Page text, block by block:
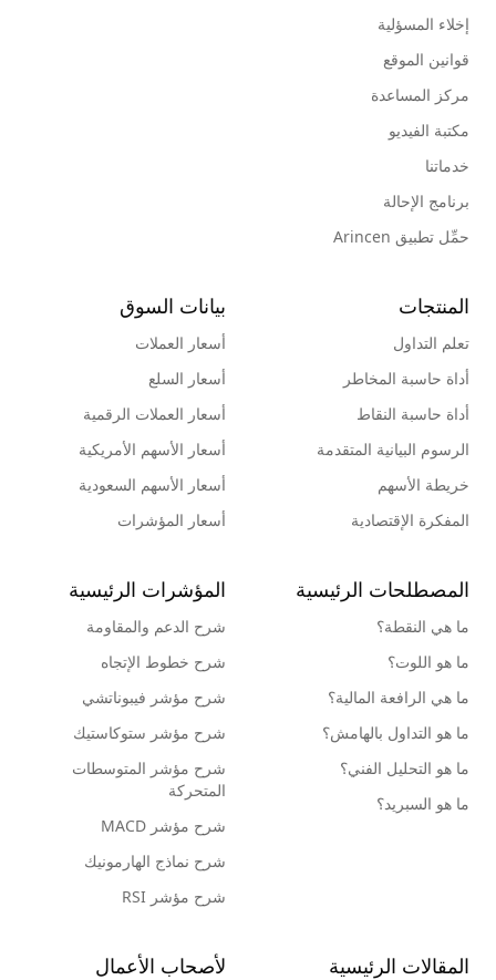
إخلاء المسؤلية
قوانين الموقع
مركز المساعدة
مكتبة الفيديو
خدماتنا
برنامج الإحالة
حمِّل تطبيق Arincen
المنتجات
تعلم التداول
أداة حاسبة المخاطر
أداة حاسبة النقاط
الرسوم البيانية المتقدمة
خريطة الأسهم
المفكرة الإقتصادية
بيانات السوق
أسعار العملات
أسعار السلع
أسعار العملات الرقمية
أسعار الأسهم الأمريكية
أسعار الأسهم السعودية
أسعار المؤشرات
المصطلحات الرئيسية
ما هي النقطة؟
ما هو اللوت؟
ما هي الرافعة المالية؟
ما هو التداول بالهامش؟
ما هو التحليل الفني؟
ما هو السبريد؟
المؤشرات الرئيسية
شرح الدعم والمقاومة
شرح خطوط الإتجاه
شرح مؤشر فيبوناتشي
شرح مؤشر ستوكاستيك
شرح مؤشر المتوسطات
المتحركة
شرح مؤشر MACD
شرح نماذج الهارمونيك
شرح مؤشر RSI
المقالات الرئيسية لأصحاب الأعمال